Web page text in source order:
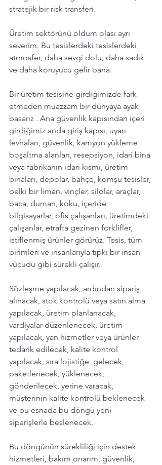
stratejik bir risk transferi.
Üretim sektörünü oldum olası ayrı
severim. Bu tesislerdeki tesislerdeki
atmosfer, daha sevgi dolu, daha sadık
ve daha koruyucu gelir bana.
Bir üretim tesisine girdiğimizde fark
etmeden muazzam bir dünyaya ayak
basarız . Ana güvenlik kapısından içeri
girdiğimiz anda giriş kapısı, uyarı
levhaları, güvenlik, kamyon yükleme
boşaltma alanları, resepsiyon, idari bina
veya fabrikanın idari kısmı, üretim
binaları, depolar, bahçe, komşu tesisler,
belki bir liman, vinçler, silolar, araçlar,
baca, duman, koku, içeride
bilgisayarlar, ofis çalışanları, üretimdeki
çalışanlar, etrafta gezinen forklifler,
istiflenmiş ürünler görürüz. Tesis, tüm
birimleri ve insanlarıyla tıpkı bir insan
vücudu gibi sürekli çalışır.
Sözleşme yapılacak, ardından sipariş
alınacak, stok kontrolü veya satın alma
yapılacak, üretim planlanacak,
vardiyalar düzenlenecek, üretim
yapılacak, yan hizmetler veya ürünler
tedarik edilecek, kalite kontrol
yapılacak, sıra lojistiğe  gelecek,
paketlenecek, yüklenecek,
gönderilecek, yerine varacak,
müşterinin kalite kontrolü beklenecek
ve bu esnada bu döngü yeni
siparişlerle beslenecek.
Bu döngünün sürekliliği için destek
hizmetleri, bakım onarım, güvenlik,